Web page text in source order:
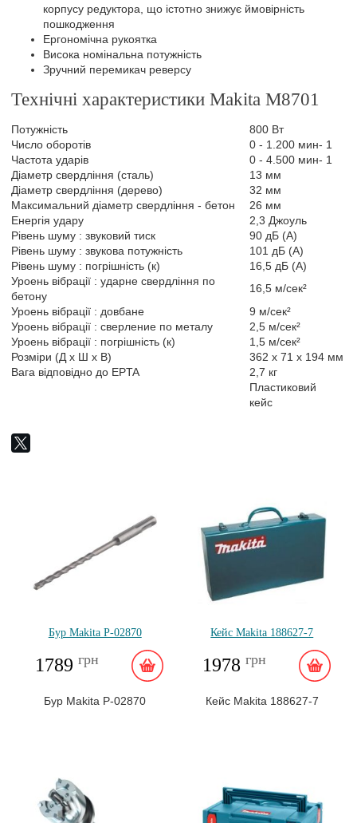
корпусу редуктора, що істотно знижує ймовірність
пошкодження
Ергономічна рукоятка
Висока номінальна потужність
Зручний перемикач реверсу
Технічні характеристики Makita M8701
Потужність
800 Вт
Число оборотів
0 - 1.200 мин- 1
Частота ударів
0 - 4.500 мин- 1
Діаметр свердління (сталь)
13 мм
Діаметр свердління (дерево)
32 мм
Максимальний діаметр свердління - бетон
26 мм
Енергія удару
2,3 Джоуль
Рівень шуму : звуковий тиск
90 дБ (А)
Рівень шуму : звукова потужність
101 дБ (А)
Рівень шуму : погрішність (к)
16,5 дБ (А)
Уроень вібрації : ударне свердління по
бетону
16,5 м/сек²
Уроень вібрації : довбане
9 м/сек²
Уроень вібрації : cверление по металу
2,5 м/сек²
Уроень вібрації : погрішність (к)
1,5 м/сек²
Розміри (Д х Ш х В)
362 x 71 x 194 мм
Вага відповідно до EPTA
2,7 кг
Пластиковий
кейс
Бур Makita P-02870
1789грн
Бур Makita P-02870
Кейс Makita 188627-7
1978 грн
Кейс Makita 188627-7